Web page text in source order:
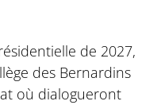
de 2027,
des Bernardins
où dialogueront